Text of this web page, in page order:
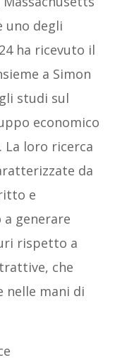
uno degli
ha ricevuto il
a Simon
studi sul
economico
La loro ricerca
da
e
generare
rispetto a
che
nelle mani di